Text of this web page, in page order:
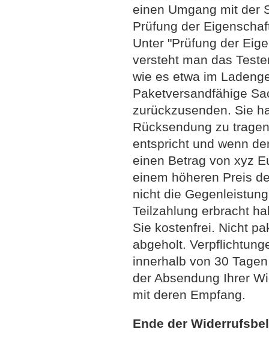
einen Umgang mit der
Prüfung der
Unter "Prüfung der
versteht man das
wie es etwa im
Paketversandfähige
zurückzusenden. Sie
Rücksendung zu
entspricht und wenn
einen Betrag von xyz
einem höheren Preis
nicht die
Teilzahlung erbracht
Sie kostenfrei. Nicht
abgeholt.
innerhalb von 30
der Absendung Ihrer
mit deren Empfang.
Ende der